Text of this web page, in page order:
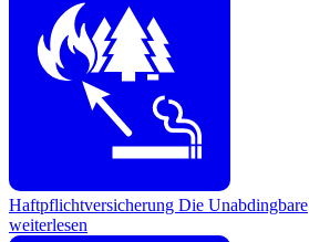
Haftpflichtversicherung Die Unabdingbare
weiterlesen